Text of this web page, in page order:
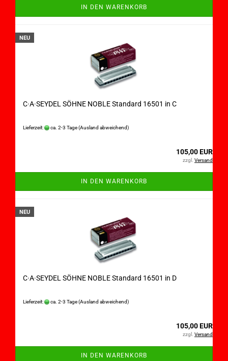
IN DEN WARENKORB
NEU
C·A·SEYDEL SÖHNE NOBLE Standard 16501 in C
Lieferzeit: ca. 2-3 Tage(Ausland abweichend)
105,00 EUR
zzgl. Versand
IN DEN WARENKORB
NEU
C·A·SEYDEL SÖHNE NOBLE Standard 16501 in D
Lieferzeit: ca. 2-3 Tage(Ausland abweichend)
105,00 EUR
zzgl. Versand
IN DEN WARENKORB